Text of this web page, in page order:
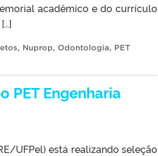
acadêmico e do currículo
, Nuprop, Odontologia, PET
PET Engenharia
UFPel) está realizando seleção